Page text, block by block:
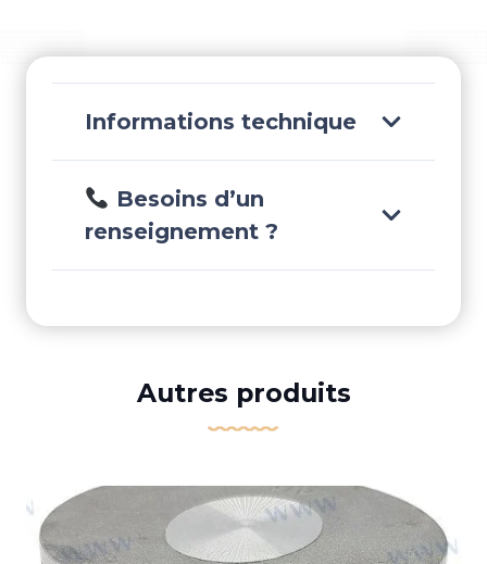
00
Informations technique
Besoins d’un
renseignement ?
Autres produits